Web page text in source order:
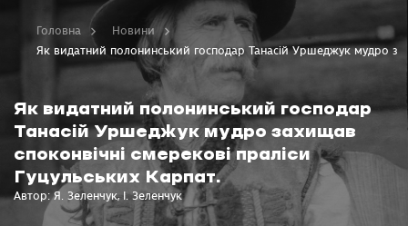
Як видатний полонинський господар
Танасій Уршеджук мудро захищав
споконвічні смерекові праліси
Гуцульських Карпат.
Автор: Я. Зеленчук, І. Зеленчук
Головна
Новини
Як видатний полонинський господар Танасій Уршеджук мудро